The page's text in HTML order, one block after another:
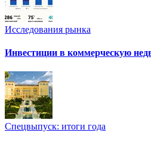
Исследования рынка
Инвестиции в коммерческую
Спецвыпуск: итоги года